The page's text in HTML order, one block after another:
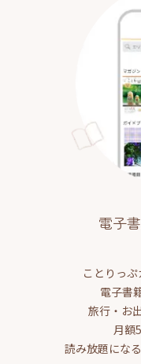
電子
ことりっ
電子書
旅行・お
月額
読み放題にな